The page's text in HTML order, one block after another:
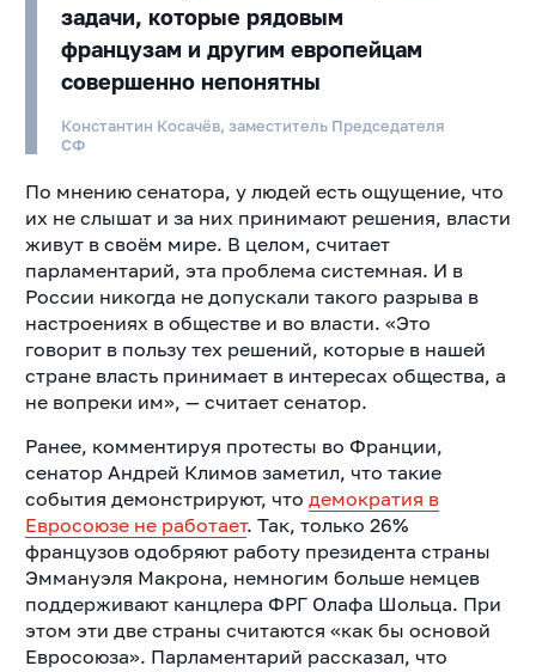
задачи, которые рядовым
французам и другим европейцам
совершенно непонятны
Константин Косачёв, заместитель Председателя
СФ
По мнению сенатора, у людей есть ощущение, что
их не слышат и за них принимают решения, власти
живут в своём мире. В целом, считает
парламентарий, эта проблема системная. И в
России никогда не допускали такого разрыва в
настроениях в обществе и во власти. «Это
говорит в пользу тех решений, которые в нашей
стране власть принимает в интересах общества, а
не вопреки им», — считает сенатор.
Ранее, комментируя протесты во Франции,
сенатор Андрей Климов заметил, что такие
события демонстрируют, что демократия в
Евросоюзе не работает. Так, только 26%
французов одобряют работу президента страны
Эммануэля Макрона, немногим больше немцев
поддерживают канцлера ФРГ Олафа Шольца. При
этом эти две страны считаются «как бы основой
Евросоюза». Парламентарий рассказал, что